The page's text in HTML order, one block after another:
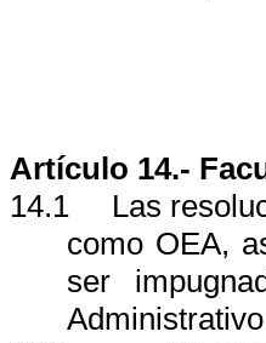
Artículo 14.-
14.1
Las
como OEA,
ser